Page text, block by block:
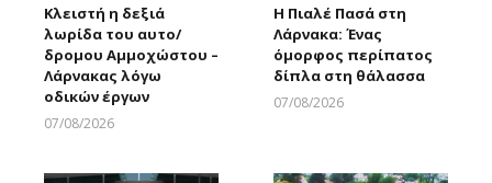
Κλειστή η δεξιά
λωρίδα του αυτο/
δρομου Αμμοχώστου –
Λάρνακας λόγω
οδικών έργων
07/08/2026
Η Πιαλέ Πασά στη
Λάρνακα: Ένας
όμορφος περίπατος
δίπλα στη θάλασσα
07/08/2026